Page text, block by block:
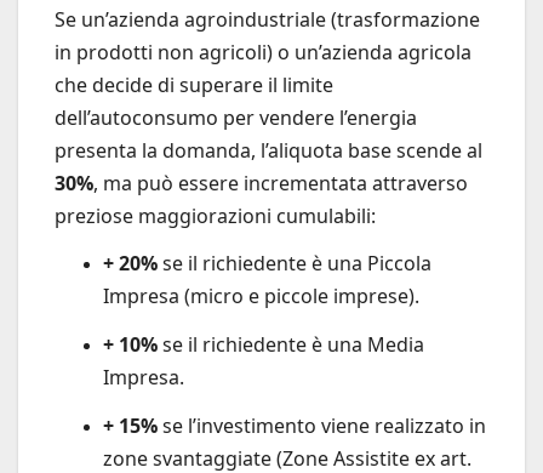
Se un’azienda agroindustriale (trasformazione
in prodotti non agricoli) o un’azienda agricola
che decide di superare il limite
dell’autoconsumo per vendere l’energia
presenta la domanda, l’aliquota base scende al
30%, ma può essere incrementata attraverso
preziose maggiorazioni cumulabili:
+ 20%se il richiedente è una Piccola
Impresa (micro e piccole imprese).
+ 10%se il richiedente è una Media
Impresa.
+ 15%se l’investimento viene realizzato in
zone svantaggiate (Zone Assistite ex art.